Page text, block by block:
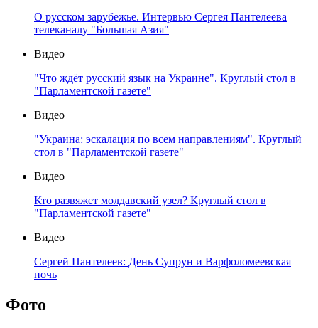
О русском зарубежье. Интервью Сергея Пантелеева
телеканалу "Большая Азия"
Видео
"Что ждёт русский язык на Украине". Круглый стол в
"Парламентской газете"
Видео
"Украина: эскалация по всем направлениям". Круглый
стол в "Парламентской газете"
Видео
Кто развяжет молдавский узел? Круглый стол в
"Парламентской газете"
Видео
Сергей Пантелеев: День Супрун и Варфоломеевская
ночь
Фото